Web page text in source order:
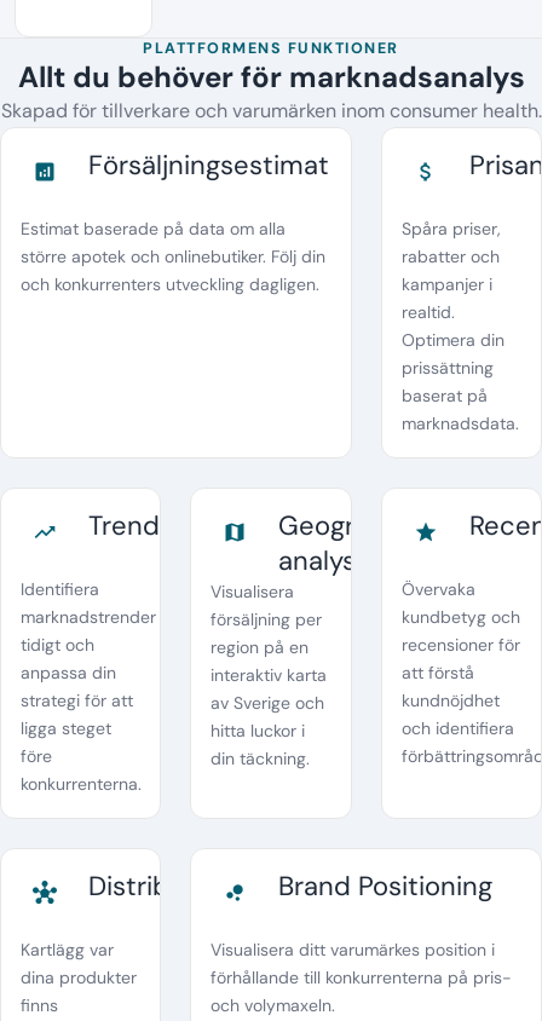
PLATTFORMENS FUNKTIONER
Allt du behöver för marknadsanalys
Skapad för tillverkare och varumärken inom consumer health.
analytics Försäljningsestimat
Estimat baserade på data om alla
större apotek och onlinebutiker. Följ din
och konkurrenters utveckling dagligen.
attach_money
Spåra priser,
rabatter och
kampanjer i
realtid.
Optimera din
prissättning
baserat på
marknadsdata.
trending_up Trendanalys
Identifiera
marknadstrender
tidigt och
anpassa din
strategi för att
ligga steget
före
konkurrenterna.
map
Geografisk
analys
Visualisera
försäljning per
region på en
interaktiv karta
av Sverige och
hitta luckor i
din täckning.
star
Övervaka
kundbetyg och
recensioner för
att förstå
kundnöjdhet
och identifiera
hub Distributionsanalys
Kartlägg var
dina produkter
finns
bubble_chart Brand Positioning
Visualisera ditt varumärkes position i
förhållande till konkurrenterna på pris-
och volymaxeln.